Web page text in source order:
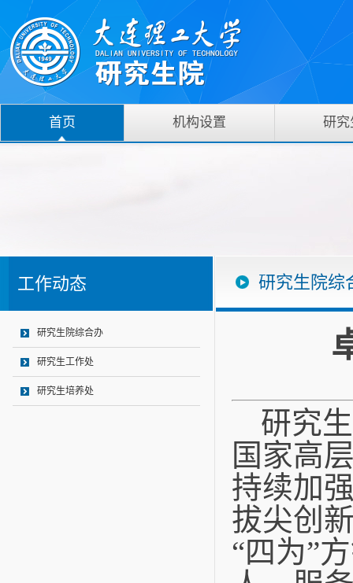
首页 机构设置 研究
工作动态
研究生院综合办
研究生工作处
研究生培养处
研究生院综
研究
国家高
持续加
拔尖创
“四为”